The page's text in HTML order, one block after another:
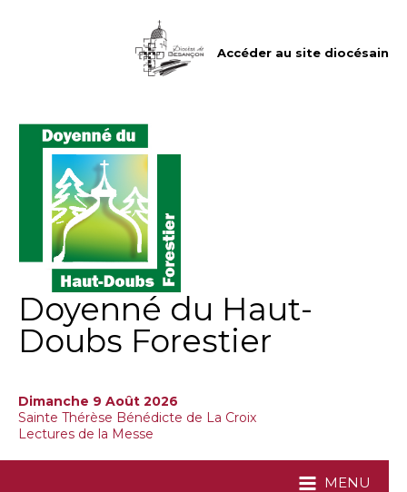
Accéder au site diocésain
Doyenné du Haut-
Doubs Forestier
Dimanche 9 Août 2026
Sainte Thérèse Bénédicte de La Croix
Lectures de la Messe
MENU